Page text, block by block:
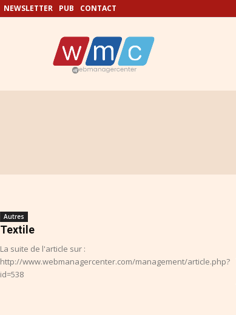
NEWSLETTER PUB CONTACT
Autres
Textile
La suite de l'article sur :
http://www.webmanagercenter.com/management/article.php?
id=538